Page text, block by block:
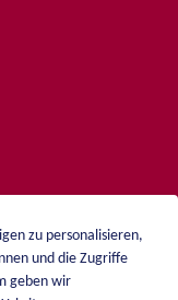
zu personalisieren,
und die Zugriffe
geben wir